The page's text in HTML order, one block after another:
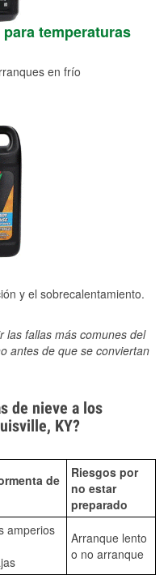
temperaturas
en frío
y el sobrecalentamiento.
las fallas más comunes del
antes de que se conviertan
de nieve a los
KY?
de
Riesgos por
no estar
preparado
amperios
Arranque lento
o no arranque